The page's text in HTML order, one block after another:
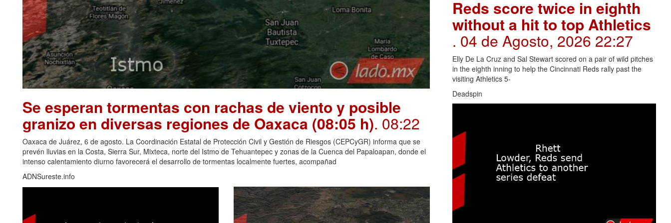
Se esperan tormentas con rachas de viento y posible
granizo en diversas regiones de Oaxaca (08:05 h). 08:22
Oaxaca de Juárez, 6 de agosto. La Coordinación Estatal de Protección Civil y Gestión de Riesgos (CEPCyGR) informa que se
prevén lluvias en la Costa, Sierra Sur, Mixteca, norte del Istmo de Tehuantepec y zonas de la Cuenca del Papaloapan, donde el
intenso calentamiento diurno favorecerá el desarrollo de tormentas localmente fuertes, acompañad
ADNSureste.info
Reds score twice in eighth
without a hit to top Athletics
. 04 de Agosto, 2026 22:27
Elly De La Cruz and Sal Stewart scored on a pair of wild pitches
in the eighth inning to help the Cincinnati Reds rally past the
visiting Athletics 5-
Deadspin